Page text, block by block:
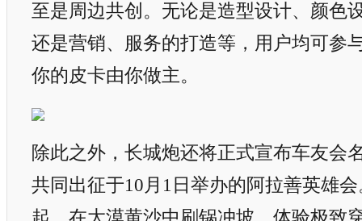
至是周边共创。无论是造型设计、颜色
还是营销、服务的打造等，用户均可参
你的皮卡由你做主。
除此之外，长城炮还将正式宣布车友会
共同出征于10月1日举办的阿拉善英雄